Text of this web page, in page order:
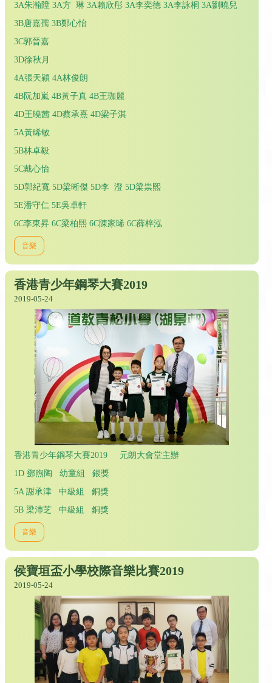
3A朱瀚陞 3A方 琳 3A賴欣彤 3A李奕德 3A李詠桐 3A劉曉兒
3B唐嘉孺 3B鄭心怡
3C郭晉嘉
3D徐秋月
4A張天穎 4A林俊朗
4B阮加嵐 4B黃子真 4B王珈麗
4D王曉茜 4D蔡承熹 4D梁子淇
5A黃睎敏
5B林卓毅
5C戴心怡
5D郭紀寬 5D梁晰傑 5D李 澄 5D梁祟熙
5E潘守仁 5E吳卓軒
6C李東昇 6C梁柏熙 6C陳家晞 6C薛梓泓
音樂
香港青少年鋼琴大賽2019
2019-05-24
香港青少年鋼琴大賽2019 元朗大會堂主辦
1D 鄧煦陶 幼童組 銀獎
5A 謝承津 中級組 銅獎
5B 梁沛芝 中級組 銅獎
音樂
侯寶垣盃小學校際音樂比賽2019
2019-05-24